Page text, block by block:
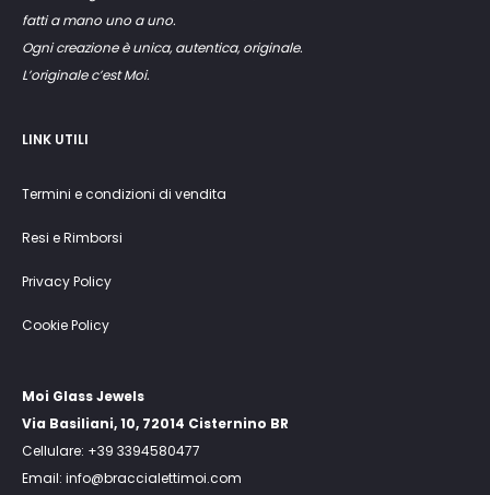
fatti a mano uno a uno.
Ogni creazione è unica, autentica, originale.
L’originale c’est Moi.
LINK UTILI
Termini e condizioni di vendita
Resi e Rimborsi
Privacy Policy
Cookie Policy
Moi Glass Jewels
Via Basiliani, 10, 72014 Cisternino BR
Cellulare: +39 3394580477
Email: info@braccialettimoi.com